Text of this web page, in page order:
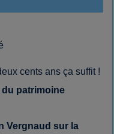
cents ans ça suffit !
du patrimoine
Vergnaud sur la